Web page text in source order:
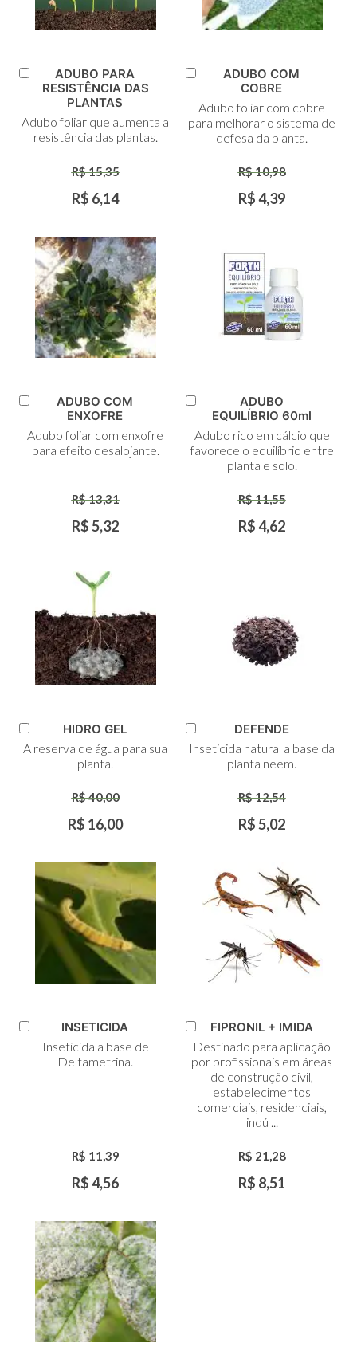
Adicionar
ADUBO PARA
RESISTÊNCIA DAS
PLANTAS
Adubo foliar que aumenta a
resistência das plantas.
R$ 15,35
R$ 6,14
Carrinho
ADUBO COM
COBRE
Adubo foliar com cobre
para melhorar o sistema de
defesa da planta.
R$ 10,98
R$ 4,39
Adicionar
Carrinho
ADUBO COM
ENXOFRE
Adubo foliar com enxofre
para efeito desalojante.
R$ 13,31
R$ 5,32
Adicionar
Carrinho
ADUBO
EQUILÍBRIO 60ml
Adubo rico em cálcio que
favorece o equilíbrio entre
planta e solo.
R$ 11,55
R$ 4,62
ao
HIDRO GEL
A reserva de água para sua
planta.
R$ 40,00
R$ 16,00
ao
Carrinho
DEFENDE
Inseticida natural a base da
planta neem.
R$ 12,54
R$ 5,02
Carrinho
INSETICIDA
Inseticida a base de
Deltametrina.
R$ 11,39
R$ 4,56
ao
Carrinho
FIPRONIL + IMIDA
Destinado para aplicação
por profissionais em áreas
de construção civil,
estabelecimentos
comerciais, residenciais,
indú ...
R$ 21,28
R$ 8,51